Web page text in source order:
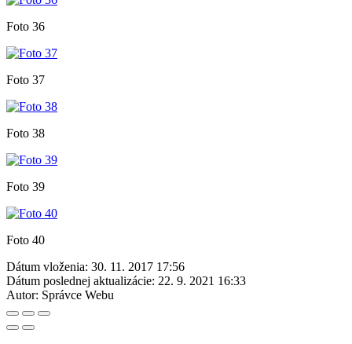
Foto 36
Foto 37
Foto 38
Foto 39
Foto 40
Dátum vloženia: 30. 11. 2017 17:56
Dátum poslednej aktualizácie: 22. 9. 2021 16:33
Autor: Správce Webu